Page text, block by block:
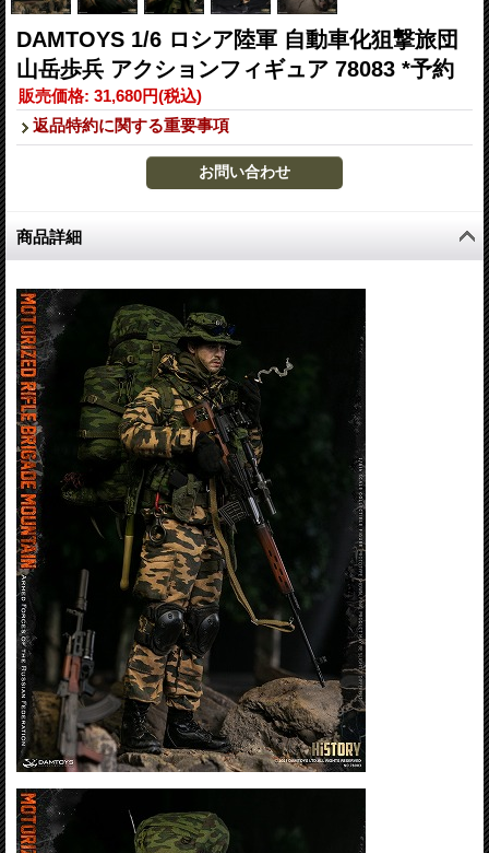
DAMTOYS 1/6 ロシア陸軍 自動車化狙撃旅団
山岳歩兵 アクションフィギュア 78083 *予約
販売価格: 31,680円(税込)
返品特約に関する重要事項
商品詳細